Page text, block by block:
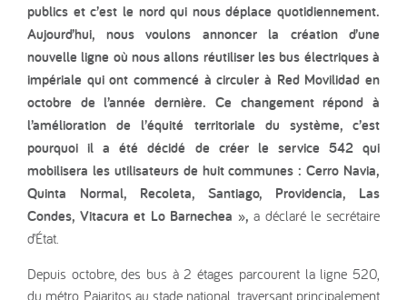
publics et c’est le nord qui nous déplace quotidiennement.
Aujourd’hui, nous voulons annoncer la création d’une
nouvelle ligne où nous allons réutiliser les bus électriques à
impériale qui ont commencé à circuler à Red Movilidad en
octobre de l’année dernière. Ce changement répond à
l’amélioration de l’équité territoriale du système, c’est
pourquoi il a été décidé de créer le service 542 qui
mobilisera les utilisateurs de huit communes : Cerro Navia,
Quinta Normal, Recoleta, Santiago, Providencia, Las
Condes, Vitacura et Lo Barnechea », a déclaré le secrétaire
d’État.
Depuis octobre, des bus à 2 étages parcourent la ligne 520,
du métro Pajaritos au stade national, traversant principalement